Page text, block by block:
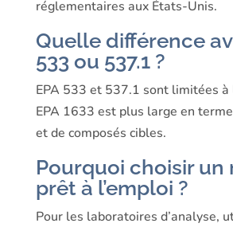
réglementaires aux États-Unis.
Quelle différence
533 ou 537.1 ?
EPA 533 et 537.1 sont limitées à
EPA 1633 est plus large en
et de composés cibles.
Pourquoi choisir un
prêt à l’emploi ?
Pour les laboratoires d’analyse,